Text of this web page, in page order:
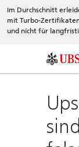
Im Durchschnitt
mit Turbo-
und nicht für